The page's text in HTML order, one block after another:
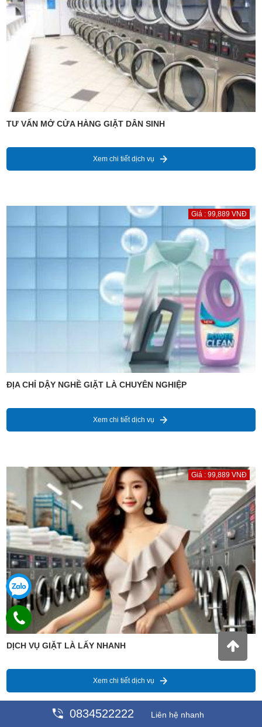
TƯ VẤN MỞ CỬA HÀNG GIẶT DÂN SINH
Xem chi tiết dịch vụ
Giá : 99,889 VNĐ
ĐỊA CHỈ DẬY NGHỀ GIẶT LÀ CHUYÊN NGHIỆP
Xem chi tiết dịch vụ
Giá : 99,889 VNĐ
DỊCH VỤ GIẶT LÀ LẤY NHANH
Xem chi tiết dịch vụ
0834522222 Liên hệ nhanh